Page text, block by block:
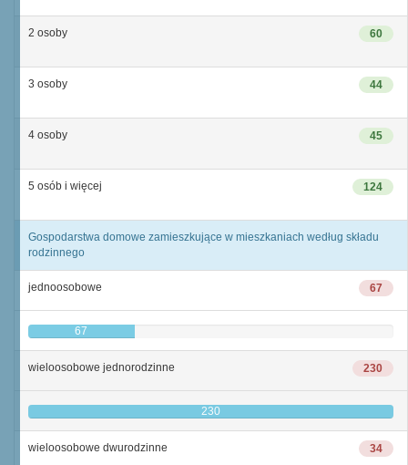
60
2 osoby
44
3 osoby
45
4 osoby
124
5 osób i więcej
Gospodarstwa domowe zamieszkujące w mieszkaniach według składu
rodzinnego
67
jednoosobowe
67
230
wieloosobowe jednorodzinne
230
34
wieloosobowe dwurodzinne